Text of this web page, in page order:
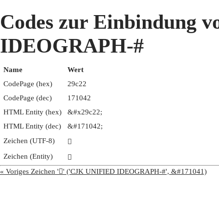
Codes zur Einbindung
IDEOGRAPH-#
Name
Wert
CodePage (hex)
29c22
CodePage (dec)
171042
HTML Entity (hex)
&#x29c22;
HTML Entity (dec)
&#171042;
Zeichen (UTF-8)
𩰢
Zeichen (Entity)
𩰢
« Voriges Zeichen '𩰡' ('CJK UNIFIED IDEOGRAPH-#', &#171041)